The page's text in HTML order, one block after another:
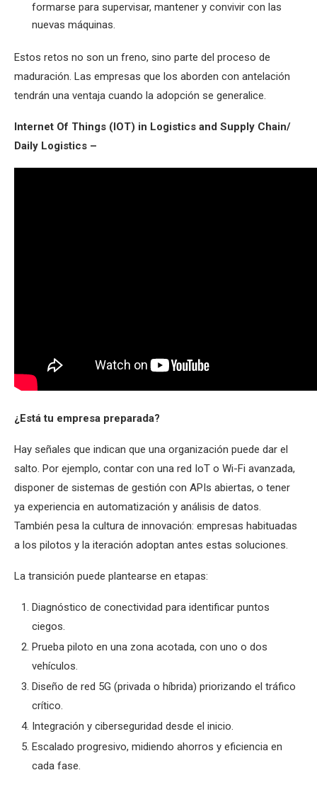
formarse para supervisar, mantener y convivir con las
nuevas máquinas.
Estos retos no son un freno, sino parte del proceso de
maduración. Las empresas que los aborden con antelación
tendrán una ventaja cuando la adopción se generalice.
Internet Of Things (IOT) in Logistics and Supply Chain/
Daily Logistics –
¿Está tu empresa preparada?
Hay señales que indican que una organización puede dar el
salto. Por ejemplo, contar con una red IoT o Wi-Fi avanzada,
disponer de sistemas de gestión con APIs abiertas, o tener
ya experiencia en automatización y análisis de datos.
También pesa la cultura de innovación: empresas habituadas
a los pilotos y la iteración adoptan antes estas soluciones.
La transición puede plantearse en etapas:
Diagnóstico de conectividad para identificar puntos
ciegos.
Prueba piloto en una zona acotada, con uno o dos
vehículos.
Diseño de red 5G (privada o híbrida) priorizando el tráfico
crítico.
Integración y ciberseguridad desde el inicio.
Escalado progresivo, midiendo ahorros y eficiencia en
cada fase.